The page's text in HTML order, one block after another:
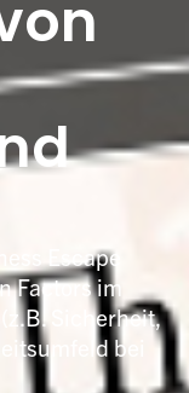
Escape
Factors im
Sicherheit,
bei